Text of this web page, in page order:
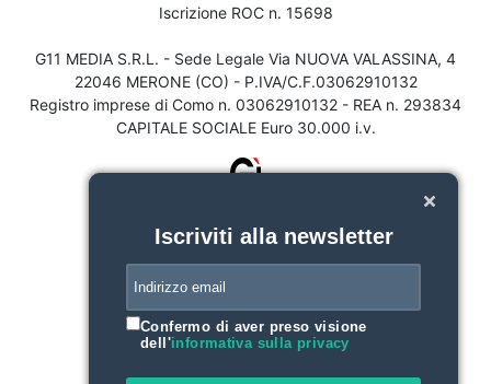
Iscrizione ROC n. 15698
G11 MEDIA S.R.L. - Sede Legale Via NUOVA VALASSINA, 4
22046 MERONE (CO) - P.IVA/C.F.03062910132
Registro imprese di Como n. 03062910132 - REA n. 293834
CAPITALE SOCIALE Euro 30.000 i.v.
Iscriviti alla newsletter
Confermo di aver preso visione
dell'informativa sulla privacy